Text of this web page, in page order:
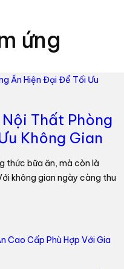
ứng
Thất Phòng
Không Gian
thức bữa ăn, mà còn là
không gian ngày càng thu